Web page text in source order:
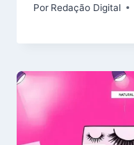
Por Redação Digital